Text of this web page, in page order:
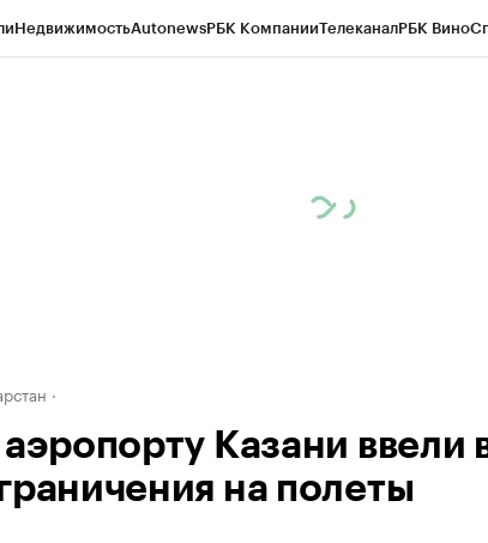
НедвижимостьAutonewsРБК КомпанииТелеканалРБК Вино
аэропорту Казани
на полеты